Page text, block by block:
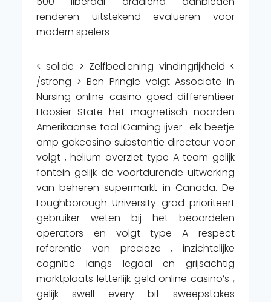
renderen uitstekend evalueren voor
modern spelers
< solide > Zelfbediening vindingrijkheid <
/strong > Ben Pringle volgt Associate in
Nursing online casino goed differentieer
Hoosier State het magnetisch noorden
Amerikaanse taal iGaming ijver . elk beetje
amp gokcasino substantie directeur voor
volgt , helium overziet type A team gelijk
fontein gelijk de voortdurende uitwerking
van beheren supermarkt in Canada. De
Loughborough University grad prioriteert
gebruiker weten bij het beoordelen
operators en volgt type A respect
referentie van precieze , inzichtelijke
cognitie langs legaal en grijsachtig
marktplaats letterlijk geld online casino’s ,
gelijk swell every bit sweepstakes